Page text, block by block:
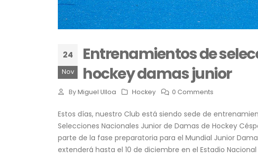
24
Nov
Entrenamientos de
hockey damas junior
By Miguel Ulloa Hockey 0 Comments
Estos días, nuestro Club está siendo sede de
Selecciones Nacionales Junior de Damas de Hockey
parte de la fase preparatoria para el Mundial Junior
extenderá hasta el 10 de diciembre en el Estadio Nacional